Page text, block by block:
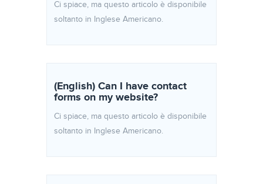
Ci spiace, ma questo articolo è disponibile
soltanto in Inglese Americano.
(English) Can I have contact
forms on my website?
Ci spiace, ma questo articolo è disponibile
soltanto in Inglese Americano.